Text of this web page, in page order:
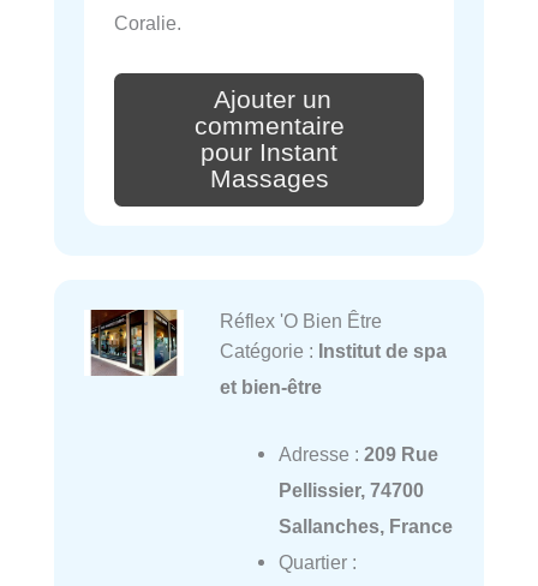
Coralie.
Ajouter un
commentaire
pour Instant
Massages
Réflex 'O Bien Être
Catégorie : Institut de spa
et bien-être
Adresse : 209 Rue
Pellissier, 74700
Sallanches, France
Quartier :